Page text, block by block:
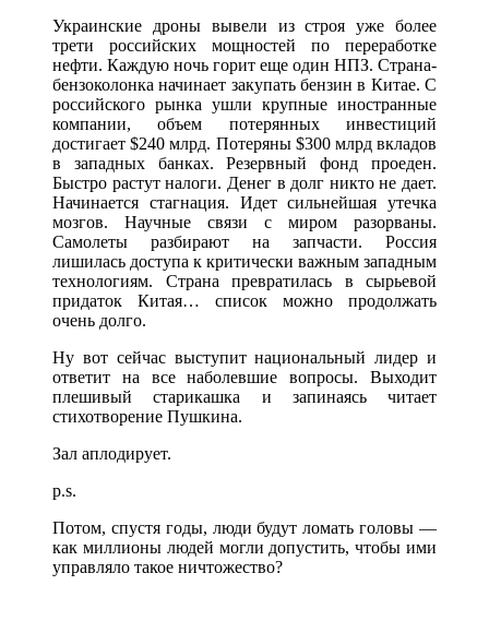
Украинские дроны вывели из строя уже более
трети российских мощностей по переработке
нефти. Каждую ночь горит еще один НПЗ. Страна-
бензоколонка начинает закупать бензин в Китае. С
российского рынка ушли крупные иностранные
компании, объем потерянных инвестиций
достигает $240 млрд. Потеряны $300 млрд вкладов
в западных банках. Резервный фонд проеден.
Быстро растут налоги. Денег в долг никто не дает.
Начинается стагнация. Идет сильнейшая утечка
мозгов. Научные связи с миром разорваны.
Самолеты разбирают на запчасти. Россия
лишилась доступа к критически важным западным
технологиям. Страна превратилась в сырьевой
придаток Китая… список можно продолжать
очень долго.
Ну вот сейчас выступит национальный лидер и
ответит на все наболевшие вопросы. Выходит
плешивый старикашка и запинаясь читает
стихотворение Пушкина.
Зал аплодирует.
p.s.
Потом, спустя годы, люди будут ломать головы —
как миллионы людей могли допустить, чтобы ими
управляло такое ничтожество?